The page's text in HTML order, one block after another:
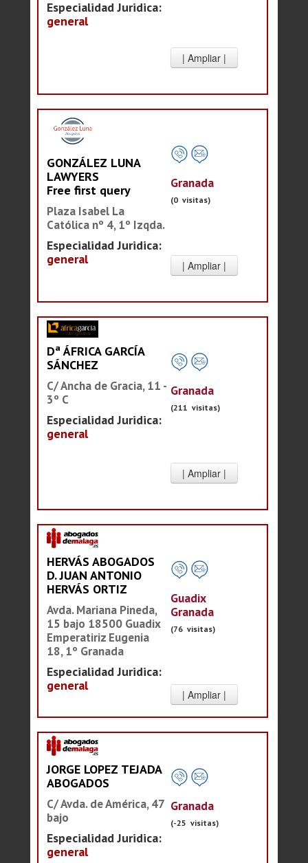
Especialidad Juridica:
general
GONZÁLEZ LUNA
LAWYERS
Free first query
Plaza Isabel La
Católica nº 4, 1º Izqda.
Especialidad Juridica:
general
Granada
(0 visitas)
Dª ÁFRICA GARCÍA
SÁNCHEZ
C/ Ancha de Gracia, 11 -
3º C
Especialidad Juridica:
general
Granada
(211 visitas)
HERVÁS ABOGADOS
D. JUAN ANTONIO
HERVÁS ORTIZ
Avda. Mariana Pineda,
15 bajo 18500 Guadix
Emperatiriz Eugenia
18, 1º Granada
Especialidad Juridica:
general
Guadix
Granada
(76 visitas)
JORGE LOPEZ TEJADA
ABOGADOS
C/ Avda. de América, 47
bajo
Especialidad Juridica:
general
Granada
(-25 visitas)